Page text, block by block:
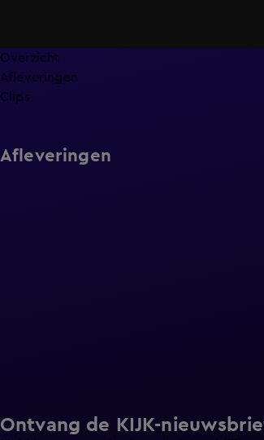
Overzicht
Afleveringen
Clips
Afleveringen
Ontvang de KIJK-